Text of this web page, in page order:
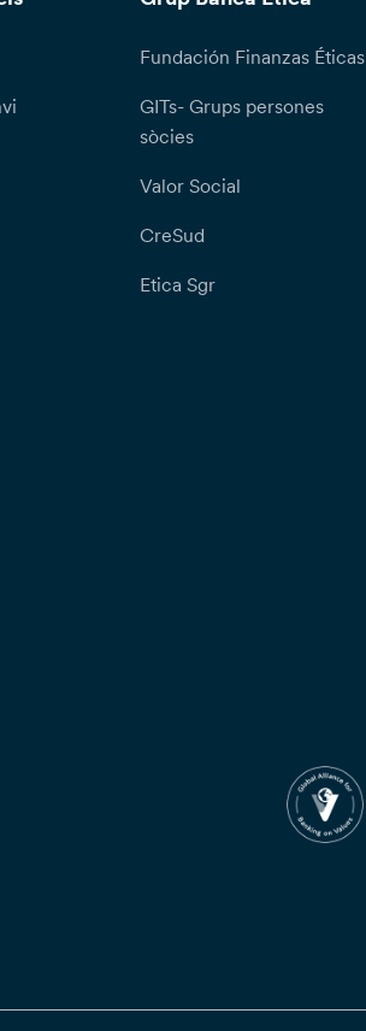
Fundación Finanzas Éticas
GITs- Grups persones
sòcies
Valor Social
CreSud
Etica Sgr